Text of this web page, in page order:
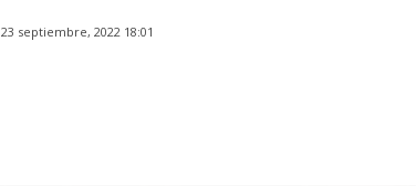
23 septiembre, 2022 18:01